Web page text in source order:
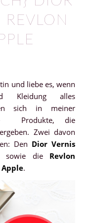
REVLON
und liebe es, wenn
Kleidung alles
sich in meiner
Produkte, die
Zwei davon
Den Dior Vernis
sowie dieRevlon
.